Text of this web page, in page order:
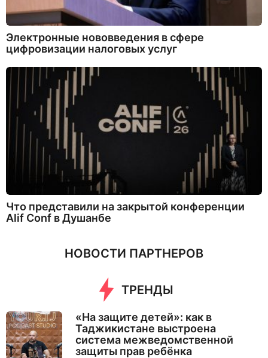
Электронные нововведения в сфере
цифровизации налоговых услуг
Что представили на закрытой конференции
Alif Conf в Душанбе
НОВОСТИ ПАРТНЕРОВ
ТРЕНДЫ
«На защите детей»: как в
Таджикистане выстроена
система межведомственной
защиты прав ребёнка